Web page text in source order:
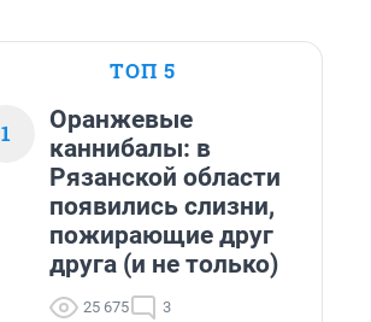
ТОП 5
1
Оранжевые
каннибалы: в
Рязанской области
появились слизни,
пожирающие друг
друга (и не только)
25 675 3